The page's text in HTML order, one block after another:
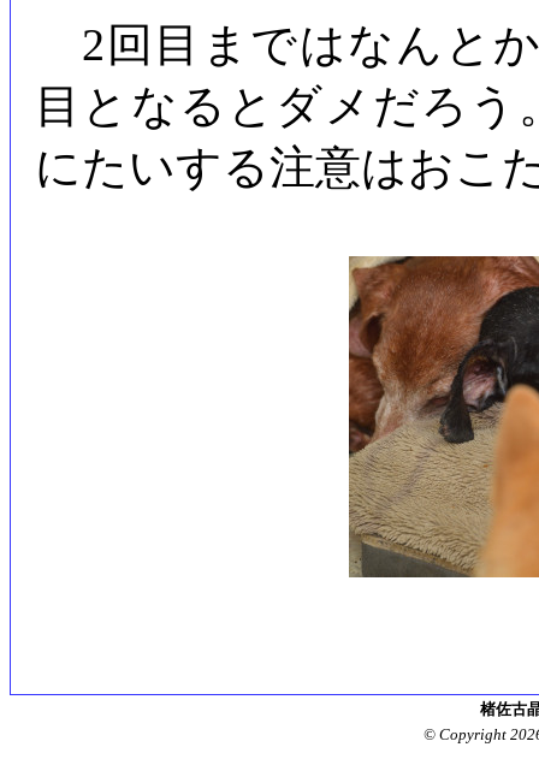
2回目まではなんと
目となるとダメだろ
にたいする注意はおこ
楮佐古
© Copyright